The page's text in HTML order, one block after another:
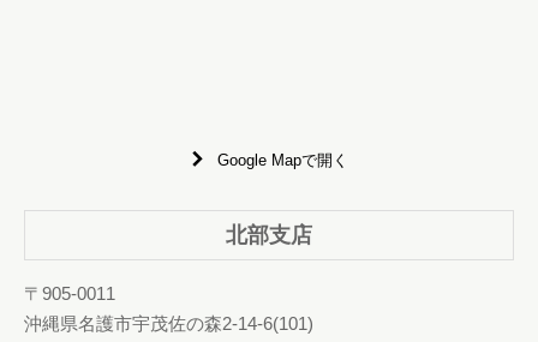
Google Mapで開く
北部支店
〒905-0011
沖縄県名護市宇茂佐の森2-14-6(101)